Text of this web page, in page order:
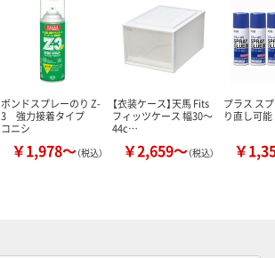
ボンドスプレーのり Z-
3 強力接着タイプ
コニシ
￥1,978～（税込）
【衣装ケース】天馬 Fits
フィッツケース 幅30～
44c…
￥2,659～（税込）
プラス ス
り直し可能
￥